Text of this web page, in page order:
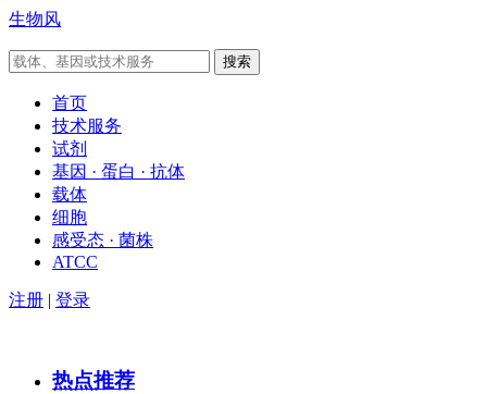
生物风
首页
技术服务
试剂
基因 · 蛋白 · 抗体
载体
细胞
感受态 · 菌株
ATCC
注册 | 登录
热点推荐